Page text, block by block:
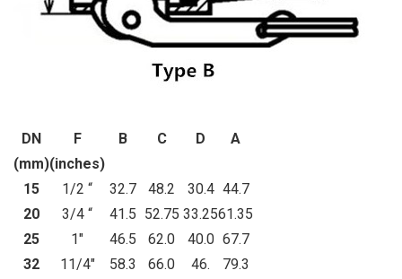
DN
(mm)
F
(inches)
B C D A
15 1/2 “ 32.7 48.2 30.4 44.7
20
3/4 “ 41.5 52.75 33.2561.35
25
1″ 46.5 62.0 40.0 67.7
32
11/4″ 58.3 66.0 46.
79.3